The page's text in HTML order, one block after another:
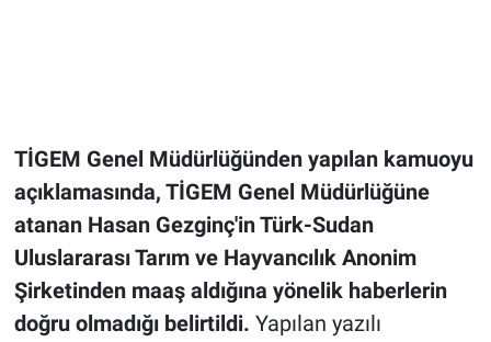
TİGEM Genel Müdürlüğünden yapılan kamuoyu
açıklamasında, TİGEM Genel Müdürlüğüne
atanan Hasan Gezginç'in Türk-Sudan
Uluslararası Tarım ve Hayvancılık Anonim
Şirketinden maaş aldığına yönelik haberlerin
doğru olmadığı belirtildi. Yapılan yazılı